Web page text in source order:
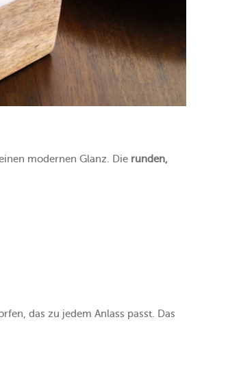
modernen Glanz. Die runden,
das zu jedem Anlass passt. Das